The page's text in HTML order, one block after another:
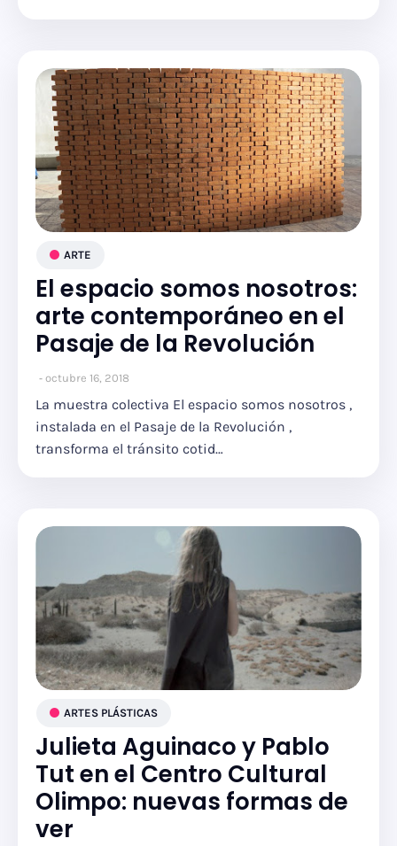
ARTE
El espacio somos nosotros:
arte contemporáneo en el
Pasaje de la Revolución
octubre 16, 2018
La muestra colectiva El espacio somos nosotros ,
instalada en el Pasaje de la Revolución ,
transforma el tránsito cotid…
ARTES PLÁSTICAS
Julieta Aguinaco y Pablo
Tut en el Centro Cultural
Olimpo: nuevas formas de
ver